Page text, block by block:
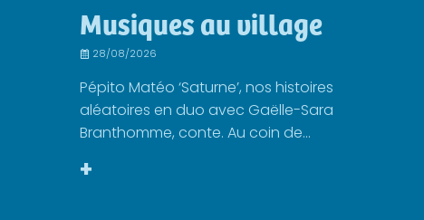
Musiques au village
28/08/2026
Pépito Matéo ‘Saturne’, nos histoires
aléatoires en duo avec Gaëlle-Sara
Branthomme, conte. Au coin de...
+